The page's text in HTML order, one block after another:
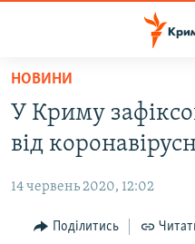
Перейти
основного
матеріалу
до
навігації
ВОДА.КРИМ
ВІДЕО ТА ФОТО
ПОЛІТИКА
БЛОГИ
НОВИНИ
У Криму
від
14 червень 2020, 12:02
Поділитись